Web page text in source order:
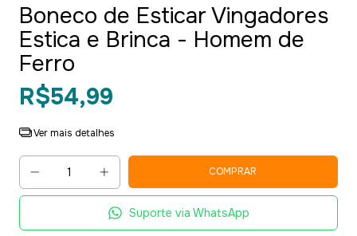
Boneco de Esticar Vingadores
Estica e Brinca - Homem de
Ferro
R$54,99
Ver mais detalhes
Suporte via WhatsApp